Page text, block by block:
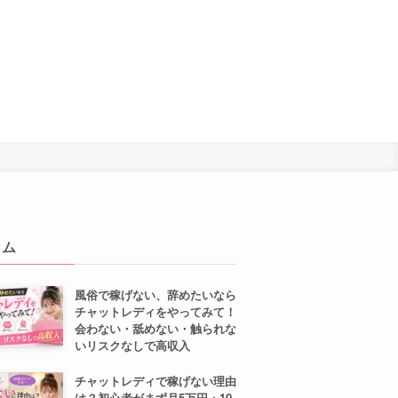
風俗で稼げない、辞めたいなら
チャットレディをやってみて！
会わない・舐めない・触られな
いリスクなしで高収入
チャットレディで稼げない理由